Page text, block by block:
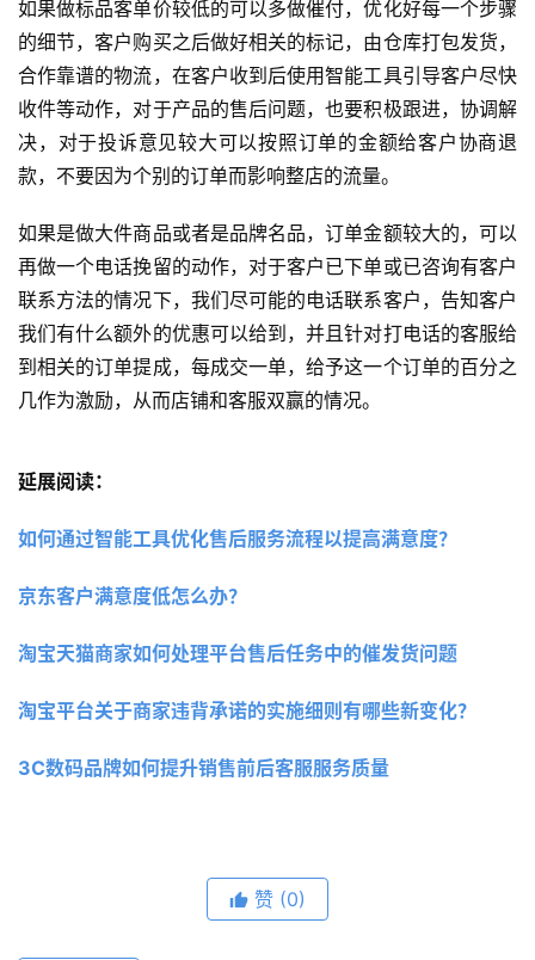
如果做标品客单价较低的可以多做催付，优化好每一个步骤
的细节，客户购买之后做好相关的标记，由仓库打包发货，
合作靠谱的物流，在客户收到后使用智能工具引导客户尽快
收件等动作，对于产品的售后问题，也要积极跟进，协调解
决，对于投诉意见较大可以按照订单的金额给客户协商退
款，不要因为个别的订单而影响整店的流量。
如果是做大件商品或者是品牌名品，订单金额较大的，可以
再做一个电话挽留的动作，对于客户已下单或已咨询有客户
联系方法的情况下，我们尽可能的电话联系客户，告知客户
我们有什么额外的优惠可以给到，并且针对打电话的客服给
到相关的订单提成，每成交一单，给予这一个订单的百分之
几作为激励，从而店铺和客服双赢的情况。
延展阅读：
如何通过智能工具优化售后服务流程以提高满意度？
京东客⼾满意度低怎么办？
淘宝天猫商家如何处理平台售后任务中的催发货问题
淘宝平台关于商家违背承诺的实施细则有哪些新变化？
3C数码品牌如何提升销售前后客服服务质量
赞 (0)